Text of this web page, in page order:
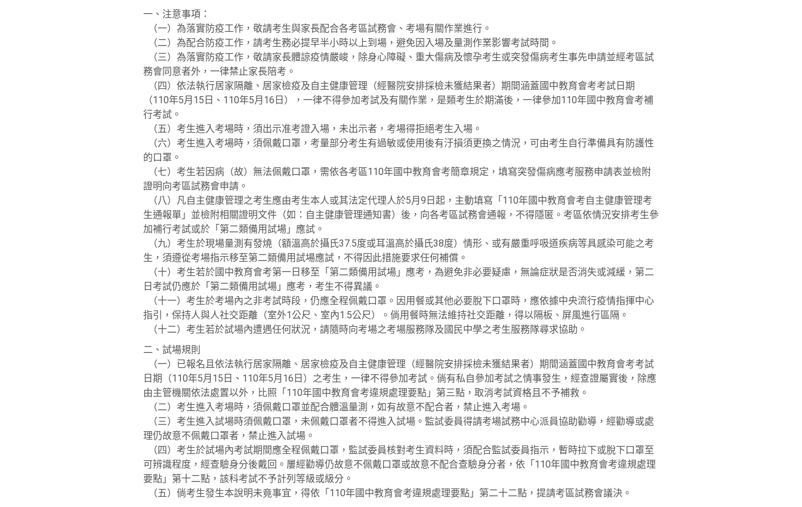
一、注意事項：
（一）為落實防疫工作，敬請考生與家長配合各考區試務會、考場有關作業進行。
（二）為配合防疫工作，請考生務必提早半小時以上到場，避免因入場及量測作業影響考試時間。
（三）為落實防疫工作，敬請家長體諒疫情嚴峻，除身心障礙、重大傷病及懷孕考生或突發傷病考生事先申請並經考區試
務會同意者外，一律禁止家長陪考。
（四）依法執行居家隔離、居家檢疫及自主健康管理（經醫院安排採檢未獲結果者）期間涵蓋國中教育會考考試日期
（110年5月15日、110年5月16日），一律不得參加考試及有關作業，是類考生於期滿後，一律參加110年國中教育會考補
行考試。
（五）考生進入考場時，須出示准考證入場，未出示者，考場得拒絕考生入場。
（六）考生進入考場時，須佩戴口罩，考量部分考生有過敏或使用後有汙損須更換之情況，可由考生自行準備具有防護性
的口罩。
（七）考生若因病（故）無法佩戴口罩，需依各考區110年國中教育會考簡章規定，填寫突發傷病應考服務申請表並檢附
證明向考區試務會申請。
（八）凡自主健康管理之考生應由考生本人或其法定代理人於5月9日起，主動填寫「110年國中教育會考自主健康管理考
生通報單」並檢附相關證明文件（如：自主健康管理通知書）後，向各考區試務會通報，不得隱匿。考區依情況安排考生參
加補行考試或於「第二類備用試場」應試。
（九）考生於現場量測有發燒（額溫高於攝氏37.5度或耳溫高於攝氏38度）情形、或有嚴重呼吸道疾病等具感染可能之考
生，須遵從考場指示移至第二類備用試場應試，不得因此措施要求任何補償。
（十）考生若於國中教育會考第一日移至「第二類備用試場」應考，為避免非必要疑慮，無論症狀是否消失或減緩，第二
日考試仍應於「第二類備用試場」應考，考生不得異議。
（十一）考生於考場內之非考試時段，仍應全程佩戴口罩。因用餐或其他必要脫下口罩時，應依據中央流行疫情指揮中心
指引，保持人與人社交距離（室外1公尺、室內1.5公尺）。倘用餐時無法維持社交距離，得以隔板、屏風進行區隔。
（十二）考生若於試場內遭遇任何狀況，請隨時向考場之考場服務隊及國民中學之考生服務隊尋求協助。
二、試場規則
（一）已報名且依法執行居家隔離、居家檢疫及自主健康管理（經醫院安排採檢未獲結果者）期間涵蓋國中教育會考考試
日期（110年5月15日、110年5月16日）之考生，一律不得參加考試。倘有私自參加考試之情事發生，經查證屬實後，除應
由主管機關依法處置以外，比照「110年國中教育會考違規處理要點」第三點，取消考試資格且不予補救。
（二）考生進入考場時，須佩戴口罩並配合體溫量測，如有故意不配合者，禁止進入考場。
（三）考生進入試場時須佩戴口罩，未佩戴口罩者不得進入試場。監試委員得請考場試務中心派員協助勸導，經勸導或處
理仍故意不佩戴口罩者，禁止進入試場。
（四）考生於試場內考試期間應全程佩戴口罩，監試委員核對考生資料時，須配合監試委員指示，暫時拉下或脫下口罩至
可辨識程度，經查驗身分後戴回。屢經勸導仍故意不佩戴口罩或故意不配合查驗身分者，依「110年國中教育會考違規處理
要點」第十二點，該科考試不予計列等級或級分。
（五）倘考生發生本說明未竟事宜，得依「110年國中教育會考違規處理要點」第二十二點，提請考區試務會議決。